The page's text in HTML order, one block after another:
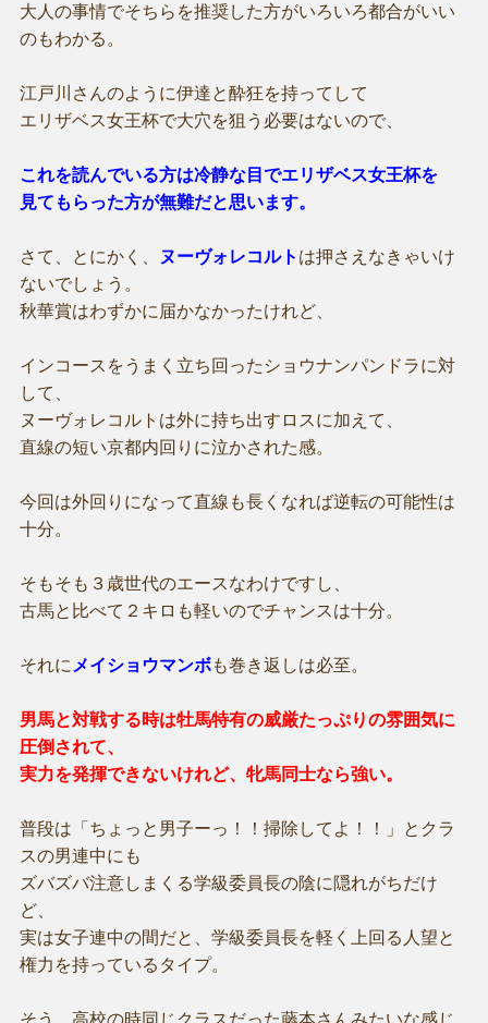
大人の事情でそちらを推奨した方がいろいろ都合がいい
のもわかる。
江戸川さんのように伊達と酔狂を持ってして
エリザベス女王杯で大穴を狙う必要はないので、
これを読んでいる方は冷静な目でエリザベス女王杯を
見てもらった方が無難だと思います。
さて、とにかく、 ヌーヴォレコルト は押さえなきゃいけ
ないでしょう。
秋華賞はわずかに届かなかったけれど、
インコースをうまく立ち回ったショウナンパンドラに対
して、
ヌーヴォレコルトは外に持ち出すロスに加えて、
直線の短い京都内回りに泣かされた感。
今回は外回りになって直線も長くなれば逆転の可能性は
十分。
そもそも３歳世代のエースなわけですし、
古馬と比べて２キロも軽いのでチャンスは十分。
それに メイショウマンボも巻き返しは必至。
男馬と対戦する時は牡馬特有の威厳たっぷりの雰囲気に
圧倒されて、
実力を発揮できないけれど、牝馬同士なら強い。
普段は「ちょっと男子ーっ！！掃除してよ！！」とクラ
スの男連中にも
ズバズバ注意しまくる学級委員長の陰に隠れがちだけ
ど、
実は女子連中の間だと、学級委員長を軽く上回る人望と
権力を持っているタイプ。
そう、高校の時同じクラスだった藤本さんみたいな感じ